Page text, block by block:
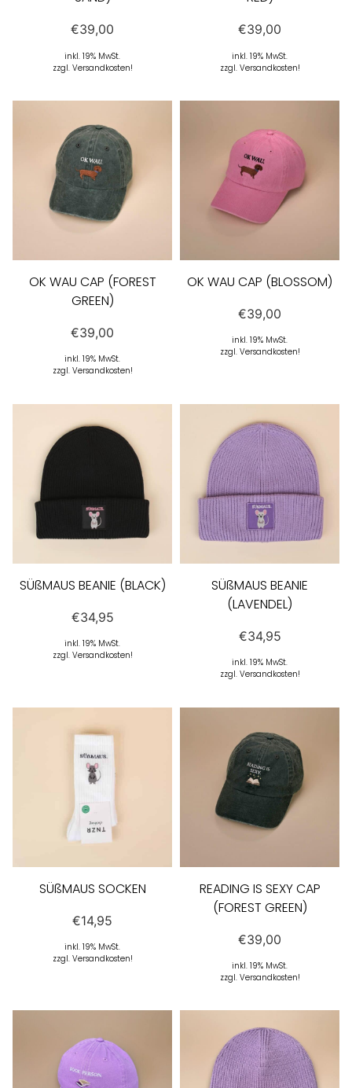
€39,00
inkl. 19% MwSt.
zzgl. Versandkosten!
€39,00
inkl. 19% MwSt.
zzgl. Versandkosten!
OK WAU CAP (FOREST
GREEN)
€39,00
inkl. 19% MwSt.
zzgl. Versandkosten!
OK WAU CAP (BLOSSOM)
€39,00
inkl. 19% MwSt.
zzgl. Versandkosten!
SÜßMAUS BEANIE (BLACK)
€34,95
inkl. 19% MwSt.
zzgl. Versandkosten!
SÜßMAUS BEANIE
(LAVENDEL)
€34,95
inkl. 19% MwSt.
zzgl. Versandkosten!
SÜßMAUS SOCKEN
€14,95
inkl. 19% MwSt.
zzgl. Versandkosten!
READING IS SEXY CAP
(FOREST GREEN)
€39,00
inkl. 19% MwSt.
zzgl. Versandkosten!